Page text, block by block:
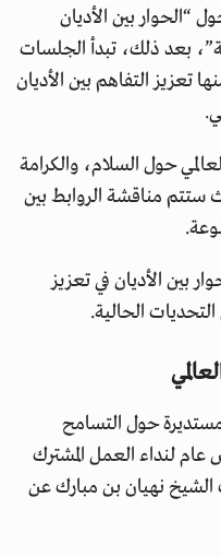
“الحوار بين الأديان
بعد ذلك، تبدأ الجلسات
تعزيز التفاهم بين الأديان
حول السلام، والكرامة
ستتم مناقشة الروابط بين
بين الأديان في تعزيز
الحالية.
مستديرة حول التسامح
عام لنداء العمل المشترك
الشيخ نهيان بن مبارك عن